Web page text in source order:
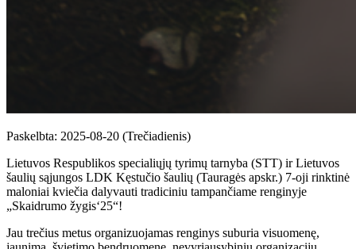
Paskelbta: 2025-08-20 (Trečiadienis)
Lietuvos Respublikos specialiųjų tyrimų tarnyba (STT) ir Lietuvos
šaulių sąjungos LDK Kęstučio šaulių (Tauragės apskr.) 7-oji rinktinė
maloniai kviečia dalyvauti tradiciniu tampančiame renginyje
„Skaidrumo žygis‘25“!
Jau trečius metus organizuojamas renginys suburia visuomenę,